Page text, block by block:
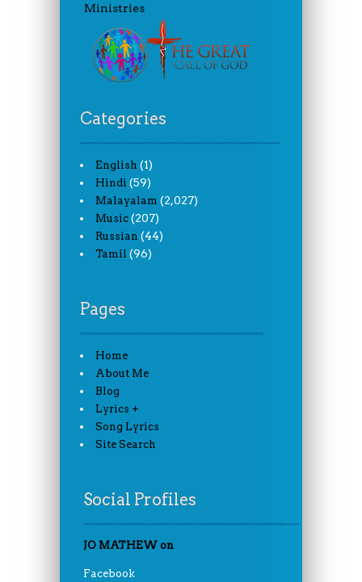
Ministries
Categories
English (1)
Hindi (59)
Malayalam (2,027)
Music (207)
Russian (44)
Tamil (96)
Pages
Home
About Me
Blog
Lyrics +
Song Lyrics
Site Search
Social Profiles
JO MATHEW on
Facebook